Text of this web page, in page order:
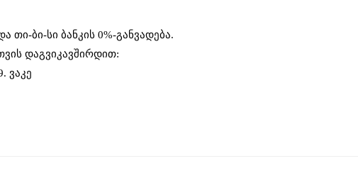
ბი-სი ბანკის 0%-განვადება.
დაგვიკავშირდით:
ვაკე